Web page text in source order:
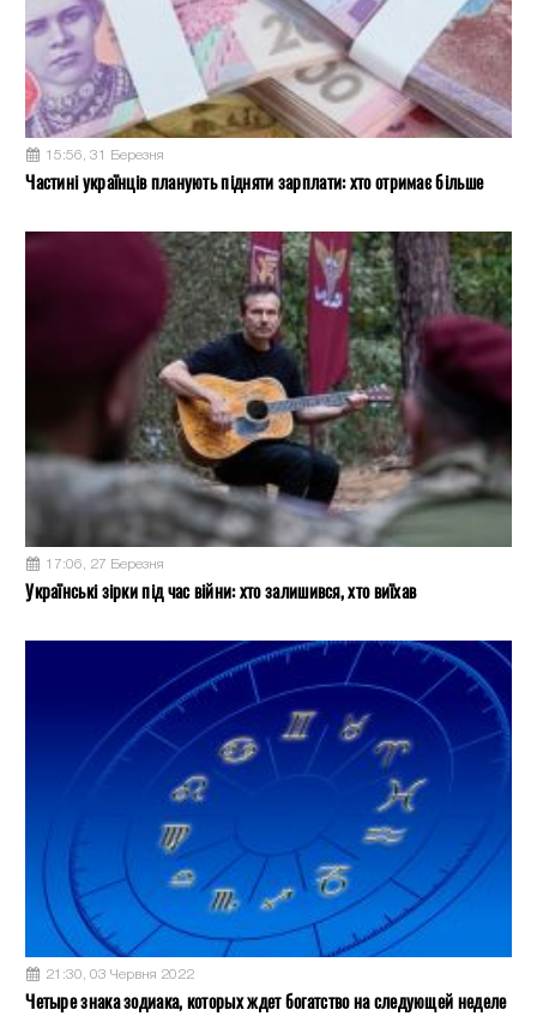
15:56, 31 Березня
Частині українців планують підняти зарплати: хто отримає більше
17:06, 27 Березня
Українські зірки під час війни: хто залишився, хто виїхав
21:30, 03 Червня 2022
Четыре знака зодиака, которых ждет богатство на следующей неделе